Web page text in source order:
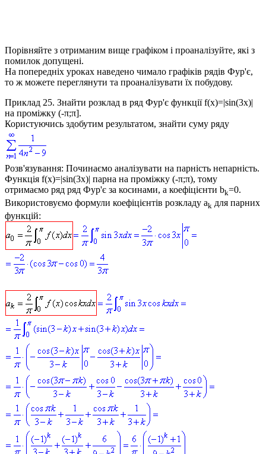
Порівняйте з отриманим вище графіком і проаналізуйте, які з
помилок допущені.
На попередніх уроках наведено чимало графіків рядів Фур'є,
то ж можете переглянути та проаналізувати їх побудову.
Приклад 25. Знайти розклад в ряд Фур'є функціїf(x)=|sin(3x)|
на проміжку (-π;π].
Користуючись здобутим результатом, знайти суму ряду
Розв'язування: Починаємо аналізувати на парність непарність.
Функція f(x)=|sin(3x)| парна на проміжку (-π;π), тому
отримаємо ряд ряд Фур'є за косинами, а коефіцієнти bk=0.
Використовуємо формули коефіцієнтів розкладу ak для парних
функцій: